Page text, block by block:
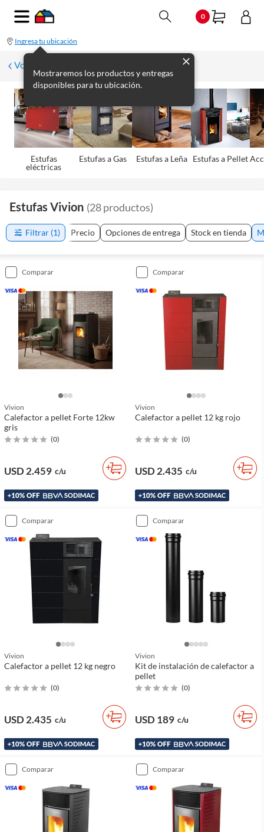
0
Ingresa tu ubicación
Mostraremos los productos y entregas
disponibles para tu ubicación.
Volver a Climatización
Estufas
eléctricas
Estufas a Gas Estufas a Leña Estufas a Pellet
Estufas Vivion (28productos)
Filtrar (1) Precio Opciones de entrega Stock en tienda
comparar
Vivion
Calefactor a pellet Forte 12kw
gris
(0)
USD 2.459 c/u
comparar
Vivion
Calefactor a pellet 12 kg rojo
(0)
USD 2.435 c/u
comparar
Vivion
Calefactor a pellet 12 kg negro
(0)
USD 2.435 c/u
comparar
Vivion
Kit de instalación de calefactor a
pellet
(0)
USD 189 c/u
comparar comparar